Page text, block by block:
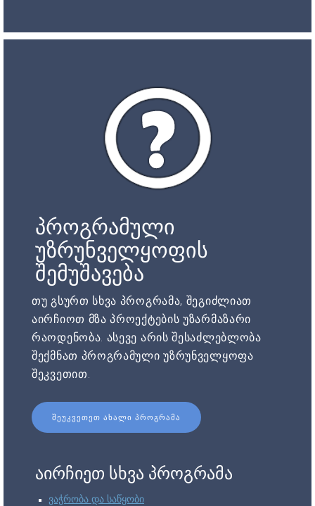
პროგრამული
უზრუნველყოფის
შემუშავება
თუ გსურთ სხვა პროგრამა, შეგიძლიათ
აირჩიოთ მზა პროექტების უზარმაზარი
რაოდენობა. ასევე არის შესაძლებლობა
შექმნათ პროგრამული უზრუნველყოფა
შეკვეთით.
ᲨᲔᲣᲙᲕᲔᲗᲔᲗ ᲐᲮᲐᲚᲘ ᲞᲠᲝᲒᲠᲐᲛᲐ
აირჩიეთ სხვა პროგრამა
ვაჭრობა და საწყობი